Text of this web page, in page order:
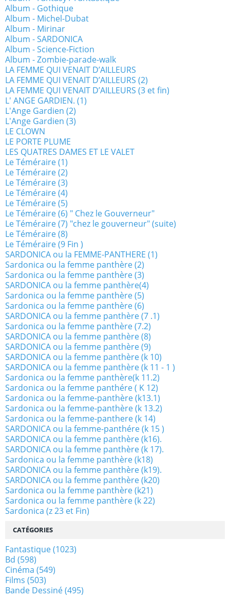
Album - Gothique
Album - Michel-Dubat
Album - Mirinar
Album - SARDONICA
Album - Science-Fiction
Album - Zombie-parade-walk
LA FEMME QUI VENAIT D’AILLEURS
LA FEMME QUI VENAIT D’AILLEURS (2)
LA FEMME QUI VENAIT D’AILLEURS (3 et fin)
L' ANGE GARDIEN. (1)
L'Ange Gardien (2)
L'Ange Gardien (3)
LE CLOWN
LE PORTE PLUME
LES QUATRES DAMES ET LE VALET
Le Téméraire (1)
Le Téméraire (2)
Le Téméraire (3)
Le Téméraire (4)
Le Téméraire (5)
Le Téméraire (6) " Chez le Gouverneur"
Le Téméraire (7) "chez le gouverneur" (suite)
Le Téméraire (8)
Le Téméraire (9 Fin )
SARDONICA ou la FEMME-PANTHERE (1)
Sardonica ou la femme panthère (2)
Sardonica ou la femme panthère (3)
SARDONICA ou la femme panthère(4)
Sardonica ou la femme panthère (5)
Sardonica ou la femme panthère (6)
SARDONICA ou la femme panthère (7 .1)
Sardonica ou la femme panthère (7.2)
SARDONICA ou la femme panthère (8)
SARDONICA ou la femme panthère (9)
SARDONICA ou la femme panthère (k 10)
SARDONICA ou la femme panthère (k 11 - 1 )
Sardonica ou la femme panthère(k 11.2)
Sardonica ou la femme panthére ( K 12)
Sardonica ou la femme-panthère (k13.1)
Sardonica ou la femme-panthère (k 13.2)
Sardonica ou la femme-panthere (k 14)
SARDONICA ou la femme-panthére (k 15 )
SARDONICA ou la femme panthère (k16).
SARDONICA ou la femme panthère (k 17).
Sardonica ou la femme panthère (k18)
SARDONICA ou la femme panthère (k19).
SARDONICA ou la femme panthère (k20)
Sardonica ou la femme panthère (k21)
Sardonica ou la femme panthère (k 22)
Sardonica (z 23 et Fin)
CATÉGORIES
Fantastique(1023)
Bd (598)
Cinéma (549)
Films (503)
Bande Dessiné(495)